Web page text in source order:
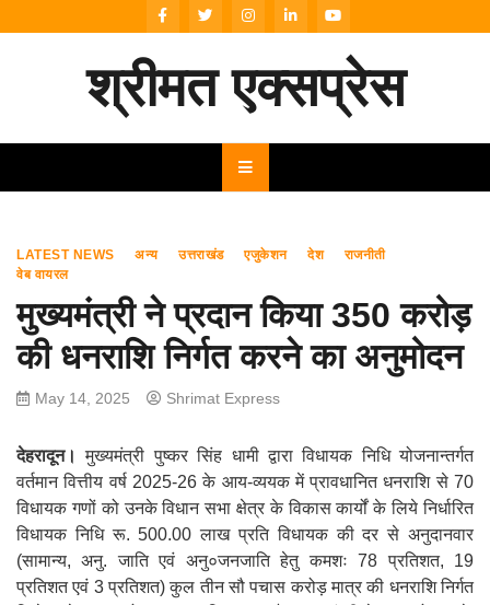
to
श्रीमत एक्सप्रेस
LATEST NEWS अन्य उत्तराखंड एजुकेशन देश
राजनीती
वेब वायरल
मुख्यमंत्री ने प्रदान किया 350 करोड़
की धनराशि निर्गत करने का अनुमोदन
May 14, 2025 Shrimat Express
देहरादून। मुख्यमंत्री पुष्कर सिंह धामी द्वारा विधायक निधि योजनान्तर्गत
वर्तमान वित्तीय वर्ष 2025-26 के आय-व्ययक में प्रावधानित धनराशि से 70
विधायक गणों को उनके विधान सभा क्षेत्र के विकास कार्यों के लिये निर्धारित
विधायक निधि रू. 500.00 लाख प्रति विधायक की दर से अनुदानवार
(सामान्य, अनु. जाति एवं अनु०जनजाति हेतु कमशः 78 प्रतिशत, 19
प्रतिशत एवं 3 प्रतिशत) कुल तीन सौ पचास करोड़ मात्र की धनराशि निर्गत